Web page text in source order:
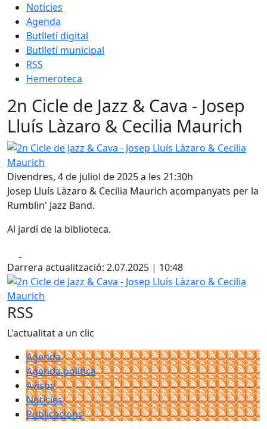
Notícies
Agenda
Butlletí digital
Butlletí municipal
RSS
Hemeroteca
2n Cicle de Jazz & Cava - Josep
Lluís Làzaro & Cecilia Maurich
2n Cicle de Jazz & Cava - Josep Lluís Làzaro & Cecilia
Divendres, 4 de juliol de 2025 a les 21:30h
Josep Lluís Làzaro & Cecilia Maurich acompanyats per la
Rumblin' Jazz Band.
Al jardí de la biblioteca.
Darrera actualització: 2.07.2025 | 10:48
2n Cicle de Jazz & Cava - Josep Lluís Làzaro & Cecilia
RSS
L'actualitat a un clic
Agenda
Agenda política
Avisos
Notícies
Publicacions